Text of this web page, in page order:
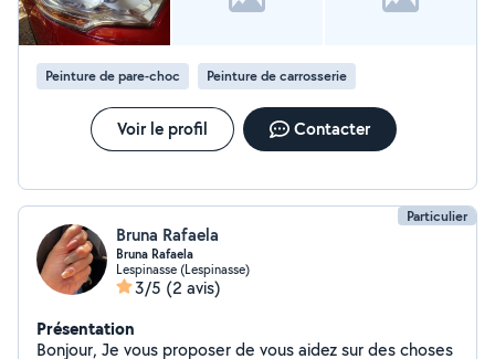
Peinture de pare-choc Peinture de carrosserie
Voir le profil Contacter
Particulier
Bruna Rafaela
Bruna Rafaela
Lespinasse (Lespinasse)
3/5 (2 avis)
Présentation
Bonjour, Je vous proposer de vous aidez sur des choses